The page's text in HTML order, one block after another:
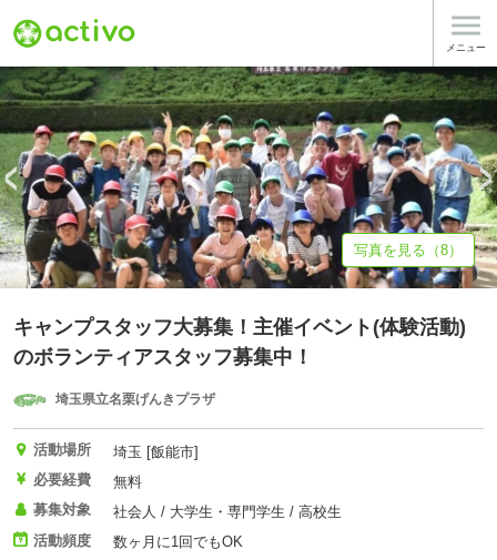

メニュー
基本情報 募集詳細
写真を見る（8）
キャンプスタッフ大募集！主催イベント(体験活動)
のボランティアスタッフ募集中！
埼玉県立名栗げんきプラザ
活動場所
埼玉 [飯能市]
必要経費
無料
募集対象
社会人 / 大学生・専門学生 / 高校生
活動頻度
数ヶ月に1回でもOK